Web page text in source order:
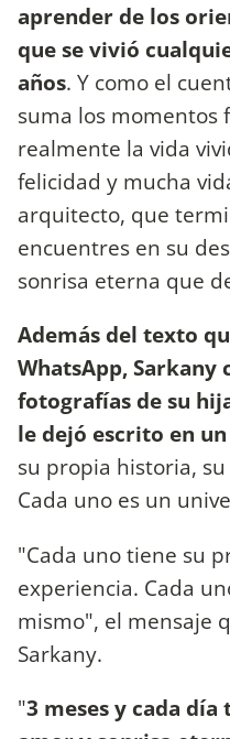
aprender de los
que se vivió
años. Y como el
suma los momentos
realmente la vida
felicidad y mucha
arquitecto, que
encuentres en su
sonrisa eterna que
Además del texto
WhatsApp,
fotografías de su
le dejó escrito en
su propia historia,
Cada uno es un
"Cada uno tiene su
experiencia. Cada
mismo", el mensaje
Sarkany.
"3 meses y cada